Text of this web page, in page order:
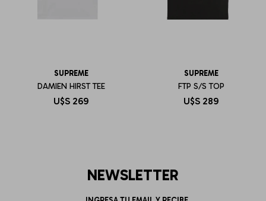
SUPREME
DAMIEN HIRST TEE
U$S 269
SUPREME
FTP S/S TOP
U$S 289
NEWSLETTER